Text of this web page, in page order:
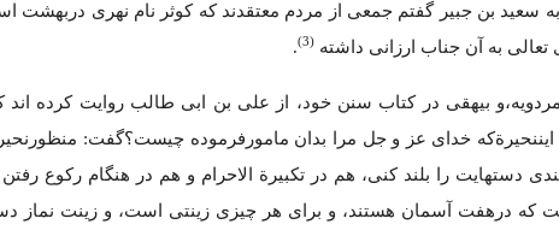
سعید بن جبیر گفتم جمعی از مردم معتقدند که کوثر نام نهری
به آن جناب ارزانی داشته (3)
.
بیهقی در کتاب سنن خود، از علی بن ابی طالب روایت کرده اند
خدای عز و جل مرا بدان مامورفرموده چیست؟گفت:
دستهایت را بلند کنی، هم در تکبیرة الاحرام و هم در هنگام رکوع
که درهفت آسمان هستند، و برای هر چیزی زینتی است، و زینت نماز